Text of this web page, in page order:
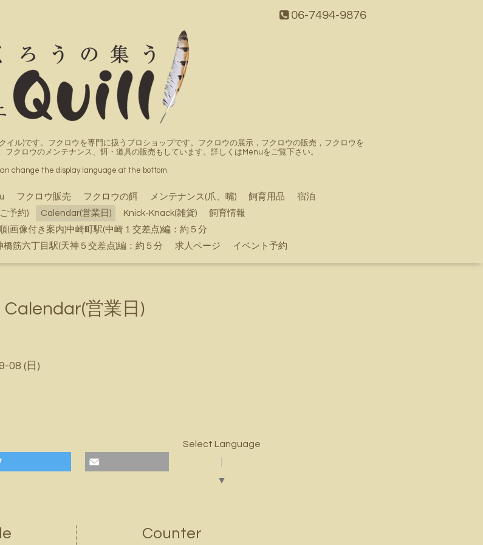
06-7494-9876
イル)です。フクロウを専門に扱うプロショップです。フクロウの展示，フクロウの販売，フクロウを
クロウのメンテナンス、餌・道具の販売もしています。詳しくはMenuをご覧下さい。
change the display language at the bottom.
フクロウ販売 フクロウの餌 メンテナンス(爪、嘴) 飼育用品
宿泊
予約)
Calendar(営業日) Knick-Knack(雑貨)
飼育情報
(画像付き案内)中崎町駅(中崎１交差点)編：約５分
筋六丁目駅(天神５交差点)編：約５分
求人ページ イベント予約
Calendar(営業日)
08 (日)
Select Language
▼
Counter